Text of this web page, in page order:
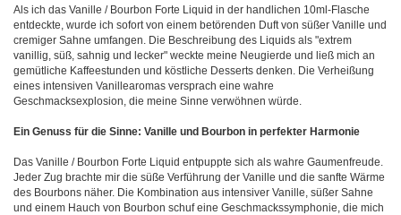
Als ich das Vanille / Bourbon Forte Liquid in der handlichen 10ml-Flasche
entdeckte, wurde ich sofort von einem betörenden Duft von süßer Vanille und
cremiger Sahne umfangen. Die Beschreibung des Liquids als "extrem
vanillig, süß, sahnig und lecker" weckte meine Neugierde und ließ mich an
gemütliche Kaffeestunden und köstliche Desserts denken. Die Verheißung
eines intensiven Vanillearomas versprach eine wahre
Geschmacksexplosion, die meine Sinne verwöhnen würde.
Ein Genuss für die Sinne: Vanille und Bourbon in perfekter Harmonie
Das Vanille / Bourbon Forte Liquid entpuppte sich als wahre Gaumenfreude.
Jeder Zug brachte mir die süße Verführung der Vanille und die sanfte Wärme
des Bourbons näher. Die Kombination aus intensiver Vanille, süßer Sahne
und einem Hauch von Bourbon schuf eine Geschmackssymphonie, die mich